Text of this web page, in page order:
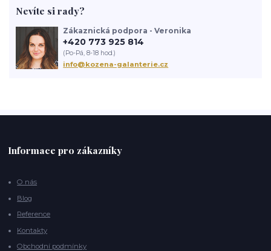
navrhování
Nevíte si rady?
Zákaznická podpora - Veronika
+420 773 925 814
(Po-Pá, 8-18 hod.)
info@kozena-galanterie.cz
Informace pro zákazníky
O nás
Blog
Reference
Kontakty
Obchodní podmínky